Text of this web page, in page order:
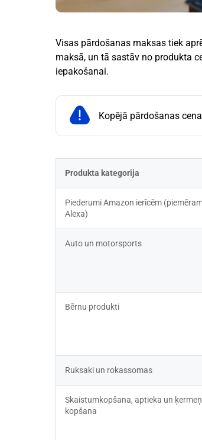
Visas pārdošanas maksas tiek
maksā, un tā sastāv no produkta
iepakošanai.
Kopējā pārdošanas
Produkta kategorija
Piederumi Amazon ierīcēm
Alexa)
Auto un motorsports
Bērnu produkti
Ruksaki un rokassomas
Skaistumkopšana, aptieka un
kopšana